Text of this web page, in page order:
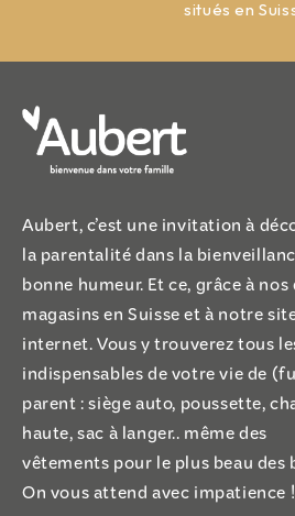
situés en
Aubert, c’est une invitation à
la parentalité dans la
bonne humeur. Et ce, grâce à
magasins en Suisse et à notre
internet. Vous y trouverez tous
indispensables de votre vie de
parent : siège auto, poussette,
haute, sac à langer.. même des
vêtements pour le plus beau des
On vous attend avec impatience !